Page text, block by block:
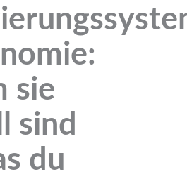
sie
sind
du